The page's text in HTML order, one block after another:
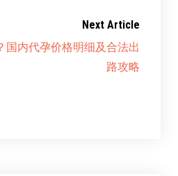
Next Article
国内代孕价格明细及合法出
路攻略